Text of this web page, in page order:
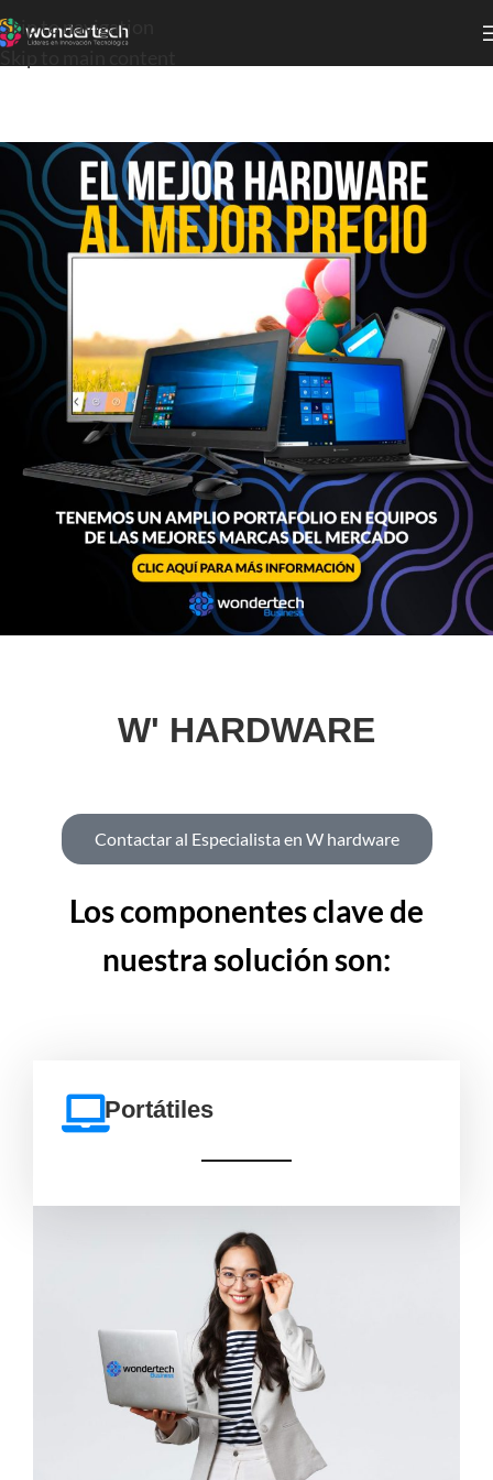
Skip to navigation
W' HARDWARE
Contactar al Especialista en W hardware
Los componentes clave de
nuestra solución son:
Portátiles